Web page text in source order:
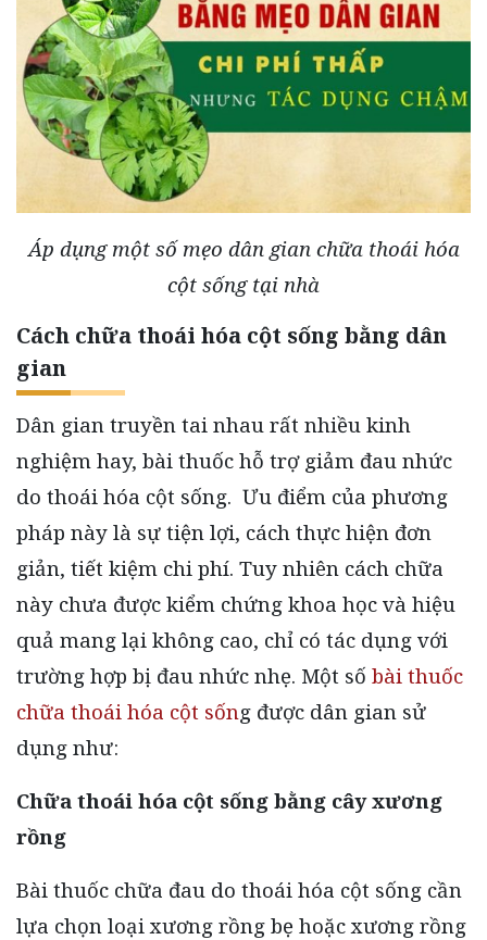
Áp dụng một số mẹo dân gian chữa thoái hóa
cột sống tại nhà
Cách chữa thoái hóa cột sống bằng dân
gian
Dân gian truyền tai nhau rất nhiều kinh
nghiệm hay, bài thuốc hỗ trợ giảm đau nhức
do thoái hóa cột sống. Ưu điểm của phương
pháp này là sự tiện lợi, cách thực hiện đơn
giản, tiết kiệm chi phí. Tuy nhiên cách chữa
này chưa được kiểm chứng khoa học và hiệu
quả mang lại không cao, chỉ có tác dụng với
trường hợp bị đau nhức nhẹ. Một số bài thuốc
chữa thoái hóa cột sống được dân gian sử
dụng như:
Chữa thoái hóa cột sống bằng cây xương
rồng
Bài thuốc chữa đau do thoái hóa cột sống cần
lựa chọn loại xương rồng bẹ hoặc xương rồng